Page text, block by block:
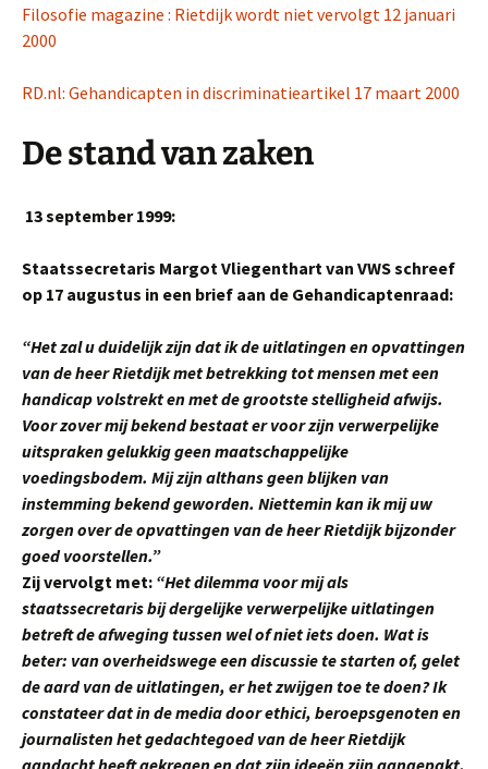
Filosofie magazine : Rietdijk wordt niet vervolgt 12 januari
2000
RD.nl: Gehandicapten in discriminatieartikel 17 maart 2000
De stand van zaken
13 september 1999:
Staatssecretaris Margot Vliegenthart van VWS schreef
op 17 augustus in een brief aan de Gehandicaptenraad:
“Het zal u duidelijk zijn dat ik de uitlatingen en opvattingen
van de heer Rietdijk met betrekking tot mensen met een
handicap volstrekt en met de grootste stelligheid afwijs.
Voor zover mij bekend bestaat er voor zijn verwerpelijke
uitspraken gelukkig geen maatschappelijke
voedingsbodem. Mij zijn althans geen blijken van
instemming bekend geworden. Niettemin kan ik mij uw
zorgen over de opvattingen van de heer Rietdijkbijzonder
goed voorstellen.”
Zij vervolgt met: “Het dilemma voor mij als
staatssecretaris bij dergelijke verwerpelijke uitlatingen
betreft de afweging tussen wel of niet iets doen. Wat is
beter: van overheidswege een discussie te starten of, gelet
de aard van de uitlatingen, er het zwijgen toe te doen? Ik
constateer dat in de media door ethici, beroepsgenoten en
journalisten het gedachtegoed van de heer Rietdijk
aandacht heeft gekregen en dat zijn ideeën zijn aangepakt.